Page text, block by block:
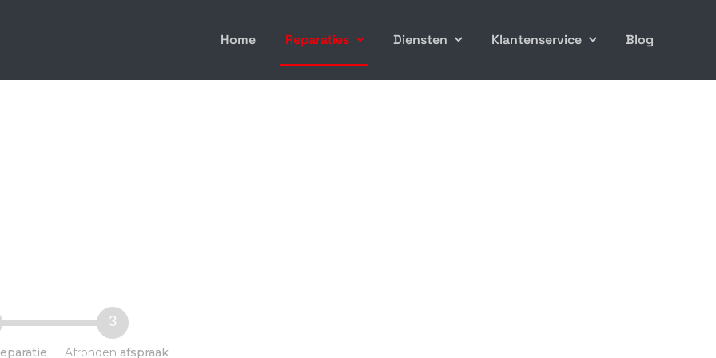
Home Reparaties Diensten Klantenservice Blog
3
Afronden afspraak